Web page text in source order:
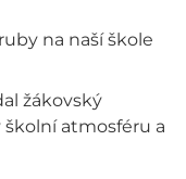
na naší škole
žákovský
atmosféru a